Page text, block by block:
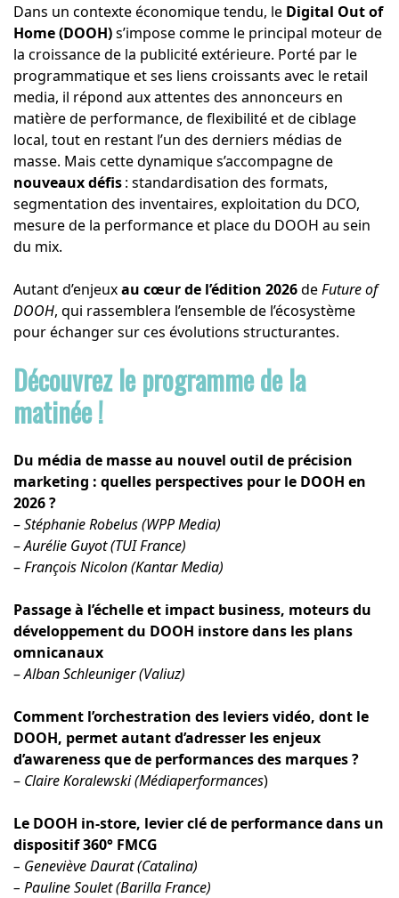
Dans un contexte économique tendu, le Digital Out of
Home (DOOH)s’impose comme le principal moteur de
la croissance de la publicité extérieure. Porté par le
programmatique et ses liens croissants avec le retail
media, il répond aux attentes des annonceurs en
matière de performance, de flexibilité et de ciblage
local, tout en restant l’un des derniers médias de
masse. Mais cette dynamique s’accompagne de
nouveaux défis: standardisation des formats,
segmentation des inventaires, exploitation du DCO,
mesure de la performance et place du DOOH au sein
du mix.
Autant d’enjeuxau cœur de l’édition 2026deFuture of
DOOH, qui rassemblera l’ensemble de l’écosystème
pour échanger sur ces évolutions structurantes.
Découvrez le programme de la
matinée !
Du média de masse au nouvel outil de précision
marketing : quelles perspectives pour le DOOH en
2026 ?
–Stéphanie Robelus (WPP Media)
–Aurélie Guyot (TUI France)
–François Nicolon (Kantar Media)
Passage à l’échelle et impact business, moteurs du
développement du DOOH instore dans les plans
omnicanaux
–Alban Schleuniger (Valiuz)
Comment l’orchestration des leviers vidéo, dont le
DOOH, permet autant d’adresser les enjeux
d’awareness que de performances des marques ?
– Claire Koralewski (Médiaperformances)
Le DOOH in-store, levier clé de performance dans un
dispositif 360° FMCG
– Geneviève Daurat (Catalina)
– Pauline Soulet (Barilla France)